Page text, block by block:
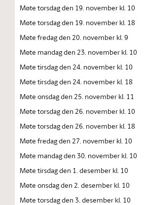
Møte torsdag den 19. november kl. 10
Møte torsdag den 19. november kl. 18
Møte fredag den 20. november kl. 9
Møte mandag den 23. november kl. 10
Møte tirsdag den 24. november kl. 10
Møte tirsdag den 24. november kl. 18
Møte onsdag den 25. november kl. 11
Møte torsdag den 26. november kl. 10
Møte torsdag den 26. november kl. 18
Møte fredag den 27. november kl. 10
Møte mandag den 30. november kl. 10
Møte tirsdag den 1. desember kl. 10
Møte onsdag den 2. desember kl. 10
Møte torsdag den 3. desember kl. 10